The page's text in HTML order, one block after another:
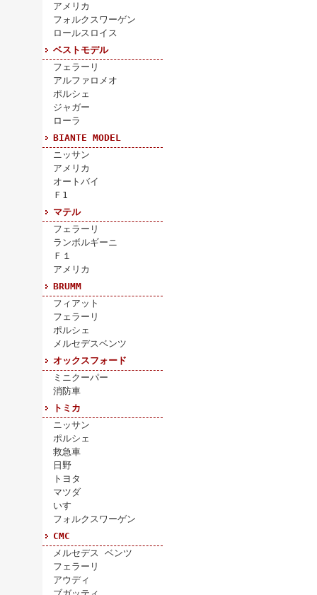
アメリカ
フォルクスワーゲン
ロールスロイス
ベストモデル
フェラーリ
アルファロメオ
ポルシェ
ジャガー
ローラ
BIANTE MODEL
ニッサン
アメリカ
オートバイ
Ｆ1
マテル
フェラーリ
ランボルギーニ
Ｆ１
アメリカ
BRUMM
フィアット
フェラーリ
ポルシェ
メルセデスベンツ
オックスフォード
ミニクーパー
消防車
トミカ
ニッサン
ポルシェ
救急車
日野
トヨタ
マツダ
いすゞ
フォルクスワーゲン
CMC
メルセデス ベンツ
フェラーリ
アウディ